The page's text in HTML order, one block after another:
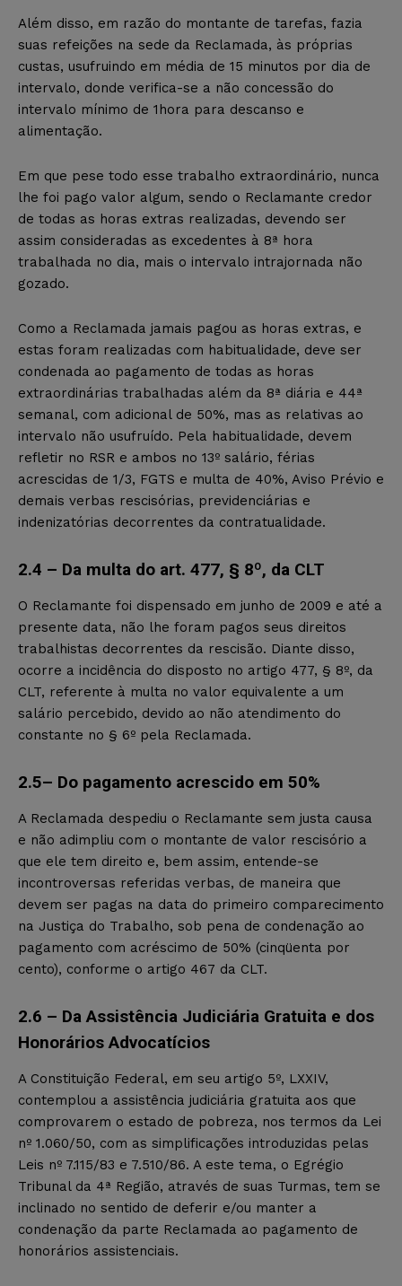
Além disso, em razão do montante de tarefas, fazia
suas refeições na sede da Reclamada, às próprias
custas, usufruindo em média de 15 minutos por dia de
intervalo, donde verifica-se a não concessão do
intervalo mínimo de 1hora para descanso e
alimentação.
Em que pese todo esse trabalho extraordinário, nunca
lhe foi pago valor algum, sendo o Reclamante credor
de todas as horas extras realizadas, devendo ser
assim consideradas as excedentes à 8ª hora
trabalhada no dia, mais o intervalo intrajornada não
gozado.
Como a Reclamada jamais pagou as horas extras, e
estas foram realizadas com habitualidade, deve ser
condenada ao pagamento de todas as horas
extraordinárias trabalhadas além da 8ª diária e 44ª
semanal, com adicional de 50%, mas as relativas ao
intervalo não usufruído. Pela habitualidade, devem
refletir no RSR e ambos no 13º salário, férias
acrescidas de 1/3, FGTS e multa de 40%, Aviso Prévio e
demais verbas rescisórias, previdenciárias e
indenizatórias decorrentes da contratualidade.
2.4 – Da multa do art. 477, § 8º, da CLT
O Reclamante foi dispensado em junho de 2009 e até a
presente data, não lhe foram pagos seus direitos
trabalhistas decorrentes da rescisão. Diante disso,
ocorre a incidência do disposto no artigo 477, § 8º, da
CLT, referente à multa no valor equivalente a um
salário percebido, devido ao não atendimento do
constante no § 6º pela Reclamada.
2.5– Do pagamento acrescido em 50%
A Reclamada despediu o Reclamante sem justa causa
e não adimpliu com o montante de valor rescisório a
que ele tem direito e, bem assim, entende-se
incontroversas referidas verbas, de maneira que
devem ser pagas na data do primeiro comparecimento
na Justiça do Trabalho, sob pena de condenação ao
pagamento com acréscimo de 50% (cinqüenta por
cento), conforme o artigo 467 da CLT.
2.6 – Da Assistência Judiciária Gratuita e dos
Honorários Advocatícios
A Constituição Federal, em seu artigo 5º, LXXIV,
contemplou a assistência judiciária gratuita aos que
comprovarem o estado de pobreza, nos termos da Lei
nº 1.060/50, com as simplificações introduzidas pelas
Leis nº 7.115/83 e 7.510/86. A este tema, o Egrégio
Tribunal da 4ª Região, através de suas Turmas, tem se
inclinado no sentido de deferir e/ou manter a
condenação da parte Reclamada ao pagamento de
honorários assistenciais.